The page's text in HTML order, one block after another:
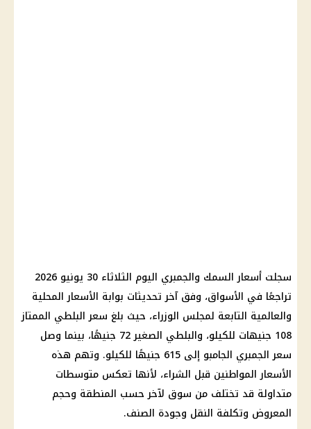
سجلت أسعار السمك والجمبري اليوم الثلاثاء 30 يونيو 2026
تراجعًا في الأسواق، وفق آخر تحديثات بوابة الأسعار المحلية
والعالمية التابعة لمجلس الوزراء، حيث بلغ سعر البلطي الممتاز
108 جنيهات للكيلو، والبلطي الصغير 72 جنيهًا، بينما وصل
سعر الجمبري الجامبو إلى 615 جنيهًا للكيلو. وتهم هذه
الأسعار المواطنين قبل الشراء، لأنها تعكس متوسطات
متداولة قد تختلف من سوق لآخر حسب المنطقة وحجم
المعروض وتكلفة النقل وجودة الصنف.